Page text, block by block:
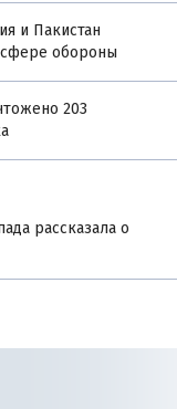
и Пакистан
обороны
203
рассказала о